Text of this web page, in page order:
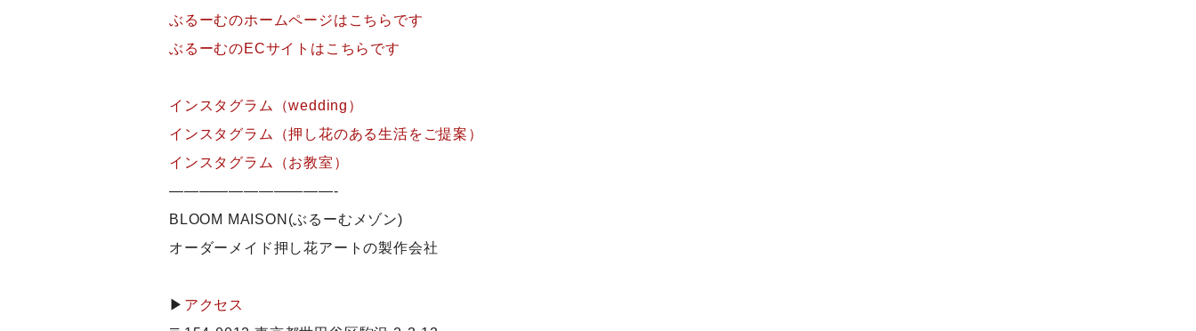
ぶるーむのホームページはこちらです
ぶるーむのECサイトはこちらです
インスタグラム（wedding）
インスタグラム（押し花のある生活をご提案）
インスタグラム（お教室）
———————————-
BLOOM MAISON(ぶるーむメゾン)
オーダーメイド押し花アートの製作会社
▶ アクセス